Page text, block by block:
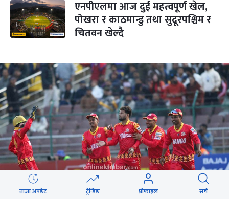
एनपीएलमा आज दुई महत्वपूर्ण खेल‌,
पोखरा र काठमान्डु तथा सुदूरपश्चिम र
चितवन खेल्दै
ताजा अपडेट ट्रेन्डिङ प्रोफाइल सर्च